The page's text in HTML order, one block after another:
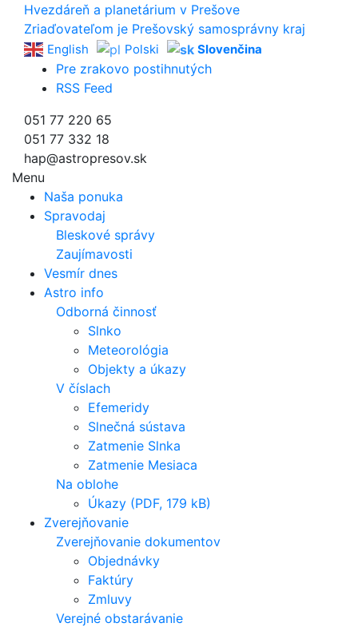
Hvezdáreň a planetárium v Prešove
Zriaďovateľom je Prešovský samosprávny kraj
English Polski Slovenčina
Pre zrakovo postihnutých
RSS Feed
051 77 220 65
051 77 332 18
hap@astropresov.sk
Menu
Naša ponuka
Spravodaj
Bleskové správy
Zaujímavosti
Vesmír dnes
Astro info
Odborná činnosť
Slnko
Meteorológia
Objekty a úkazy
V číslach
Efemeridy
Slnečná sústava
Zatmenie Slnka
Zatmenie Mesiaca
Na oblohe
Úkazy (PDF, 179 kB)
Zverejňovanie
Zverejňovanie dokumentov
Objednávky
Faktúry
Zmluvy
Verejné obstarávanie